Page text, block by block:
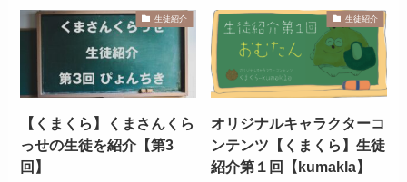
生徒紹介
【くまくら】くまさんくら
っせの生徒を紹介【第3
回】
生徒紹介
オリジナルキャラクターコ
ンテンツ【くまくら】生徒
紹介第１回【kumakla】